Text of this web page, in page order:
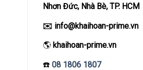
Nhơn Đức, Nhà Bè, TP. HCM
✉️ info@khaihoan-prime.vn
🌎 khaihoan-prime.vn
☎️ 08 1806 1807